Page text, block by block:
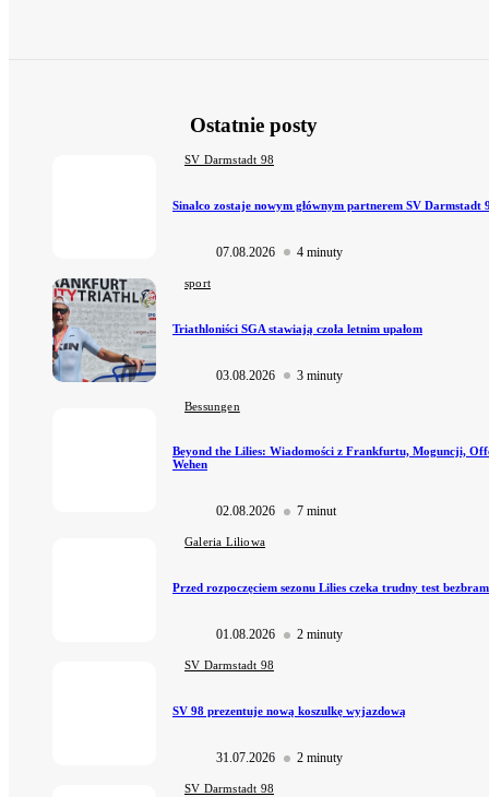
07.08.2026 4 minuty
Ostatnie posty
SV Darmstadt 98
Sinalco zostaje nowym głównym partnerem SV Darmstadt
07.08.2026 4 minuty
sport
Triathloniści SGA stawiają czoła letnim upałom
03.08.2026 3 minuty
Bessungen
Beyond the Lilies: Wiadomości z Frankfurtu, Moguncji,
Wehen
02.08.2026 7 minut
Galeria Liliowa
Przed rozpoczęciem sezonu Lilies czeka trudny test
01.08.2026 2 minuty
SV Darmstadt 98
SV 98 prezentuje nową koszulkę wyjazdową
31.07.2026 2 minuty
SV Darmstadt 98